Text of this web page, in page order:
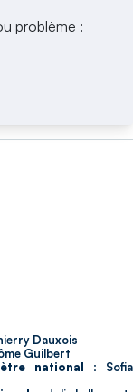
problème :
Dauxois
Guilbert
national : Sofia